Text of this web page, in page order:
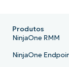
Produtos
NinjaOne RMM
NinjaOne